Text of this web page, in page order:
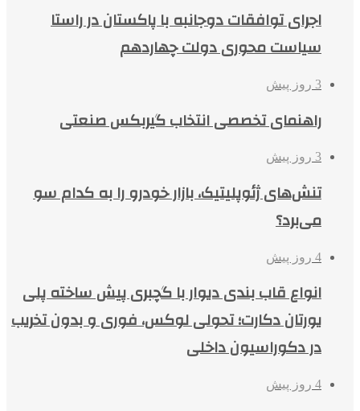
اجرای توافقات دوجانبه با پاکستان در راستا
سیاست محوری دولت چهاردهم
3 روز پیش
راهنمای تخصصی انتخاب گیربکس صنعتی
3 روز پیش
تنش‌های ژئوپلیتیک، بازار خودرو را به کدام سو
می‌برد؟
4 روز پیش
انواع قاب بندی دیوار با گچبری پیش ساخته پلی
یورتان دکارت؛ تحولی لوکس، فوری و بدون تخریب
در دکوراسیون داخلی
4 روز پیش